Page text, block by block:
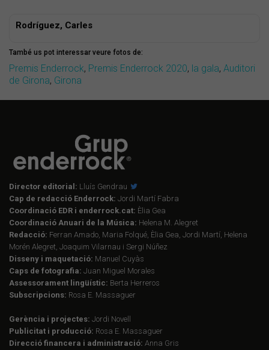
Rodríguez, Carles
També us pot interessar veure fotos de:
Premis Enderrock, Premis Enderrock 2020, la gala, Auditori
de Girona, Girona
Director editorial: Lluís Gendrau
Cap de redacció Enderrock: Jordi Martí Fabra
Coordinació EDR i enderrock.cat: Èlia Gea
Coordinació Anuari de la Música: Helena M. Alegret
Redacció: Ferran Amado, Maria Folqué, Èlia Gea, Jordi Martí, Helena
Morén Alegret, Joaquim Vilarnau i Sergi Núñez
Disseny i maquetació: Manuel Cuyàs
Caps de fotografia: Juan Miguel Morales
Assessorament lingüístic: Berta Herreros
Subscripcions: Rosa E. Massaguer
Gerència i projectes: Jordi Novell
Publicitat i producció: Rosa E. Massaguer
Direcció financera i administració: Anna Gris